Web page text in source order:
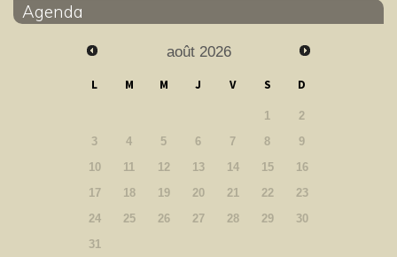
Agenda
août 2026
L M M J V S D
1
2
3
4 5 6 7 8
9
10
11 12 13 14 15
16
17
18 19 20 21 22
23
24
25 26 27 28 29
30
31